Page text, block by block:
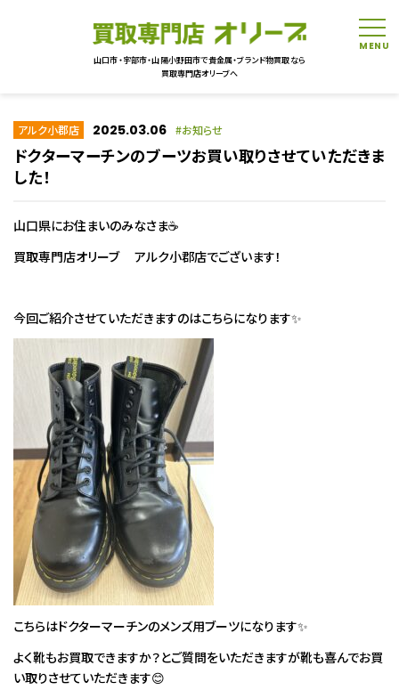
山口市・宇部市・山陽小野田市で貴金属・ブランド物買取なら
買取専門店オリーブへ
アルク小郡店 2025.03.06 お知らせ
ドクターマーチンのブーツお買い取りさせていただきま
した！
山口県にお住まいのみなさま☕
買取専門店オリーブ アルク小郡店でございます！
今回ご紹介させていただきますのはこちらになります✨
こちらはドクターマーチンのメンズ用ブーツになります✨
よく靴もお買取できますか？とご質問をいただきますが靴も喜んでお買
い取りさせていただきます😊